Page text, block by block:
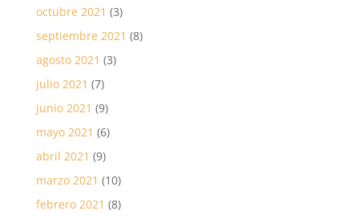
octubre 2021 (3)
septiembre 2021 (8)
agosto 2021 (3)
julio 2021 (7)
junio 2021 (9)
mayo 2021 (6)
abril 2021 (9)
marzo 2021 (10)
febrero 2021 (8)